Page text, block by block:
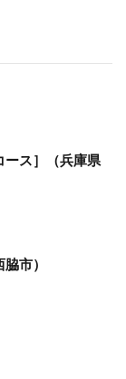
ース］（兵庫県
市）